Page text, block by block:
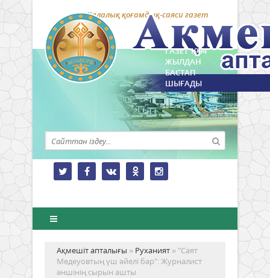
Қалалық қоғамдық-саяси газет
ГАЗЕТ 1994
ЖЫЛДАН
БАСТАП
ШЫҒАДЫ
Ақмешіт апталығы » Руханият » "Саят
Медеуовтың үш әйелі бар": Журналист
әншінің сырын ашты